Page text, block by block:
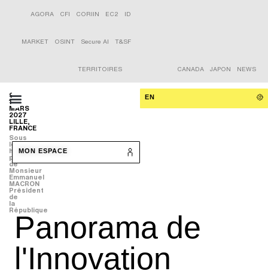
AGORA CFI CORIIN EC2 ID
MARKET OSINT Secure AI T&SF
TERRITOIRES CANADA JAPON NEWS
9-
11
MARS
2027
LILLE,
FRANCE
Sous
le
haut
patronage
de
Monsieur
Emmanuel
MACRON
Président
de
la
République
EN
MON ESPACE
Panorama de
l'Innovation